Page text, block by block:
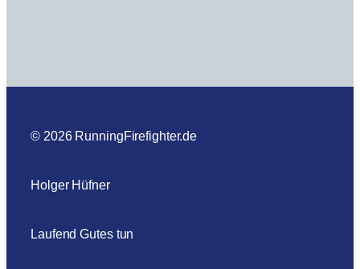
© 2026 RunningFirefighter.de
Holger Hüfner
Laufend Gutes tun